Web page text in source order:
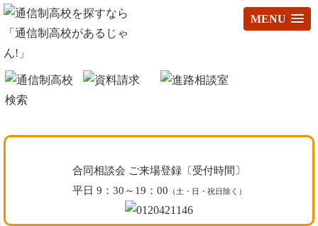
MENU
合同相談会 ご来場登録〔受付時間〕
平日 9：30～19：00 （土・日・祝日除く）